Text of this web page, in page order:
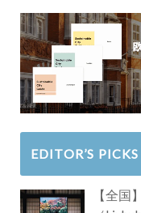
EDITOR’S
【全国